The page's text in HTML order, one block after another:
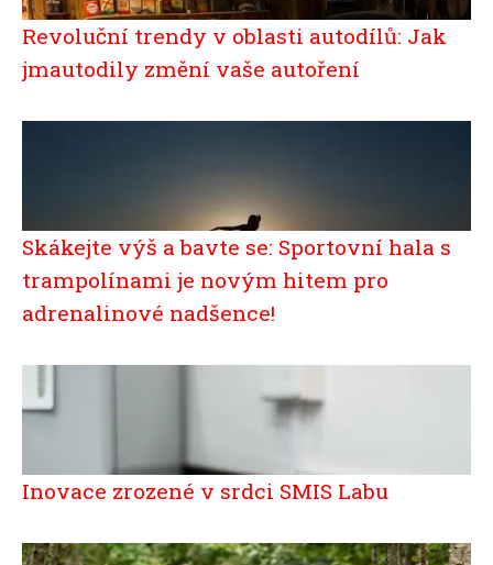
Revoluční trendy v oblasti autodílů: Jak
jmautodily změní vaše autoření
Skákejte výš a bavte se: Sportovní hala s
trampolínami je novým hitem pro
adrenalinové nadšence!
Inovace zrozené v srdci SMIS Labu